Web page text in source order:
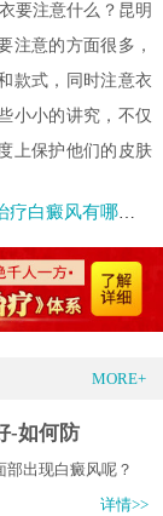
要注意什么？昆明
注意的方面很多，
款式，同时注意衣
小小的讲究，不仅
上保护他们的皮肤
风有哪些误区呢
MORE+
-如何防
出现白癜风呢？
详情>>